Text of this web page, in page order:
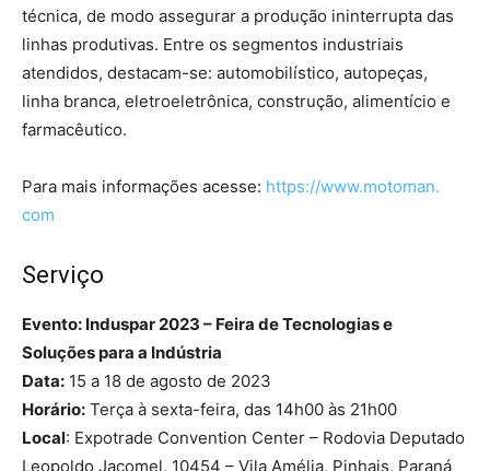
técnica, de modo assegurar a produção ininterrupta das
linhas produtivas. Entre os segmentos industriais
atendidos, destacam-se: automobilístico, autopeças,
linha branca, eletroeletrônica, construção, alimentício e
farmacêutico.
Para mais informações acesse: https://www.motoman.
com
Serviço
Evento: Induspar 2023 – Feira de Tecnologias e
Soluções para a Indústria
Data: 15 a 18 de agosto de 2023
Horário: Terça à sexta-feira, das 14h00 às 21h00
Local: Expotrade Convention Center – Rodovia Deputado
Leopoldo Jacomel, 10454 – Vila Amélia, Pinhais, Paraná